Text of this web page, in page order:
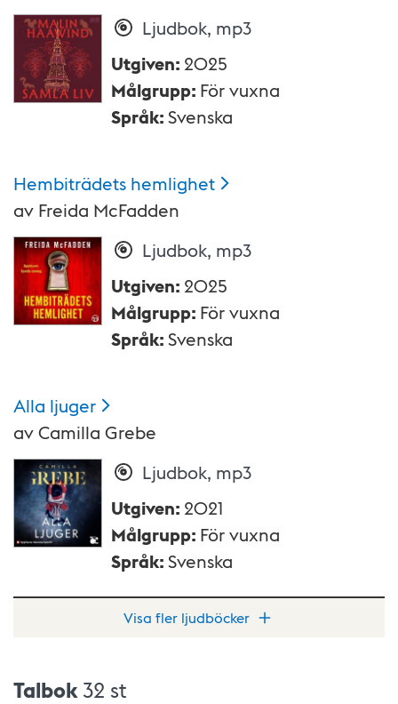
Ljudbok, mp3
Utgiven: 2025
Målgrupp: För vuxna
Språk:Svenska
Hembiträdets hemlighet
av Freida McFadden
Ljudbok, mp3
Utgiven: 2025
Målgrupp: För vuxna
Språk:Svenska
Alla ljuger
avCamilla Grebe
Ljudbok, mp3
Utgiven: 2021
Målgrupp: För vuxna
Språk:Svenska
Visa fler ljudböcker
Talbok 32 st